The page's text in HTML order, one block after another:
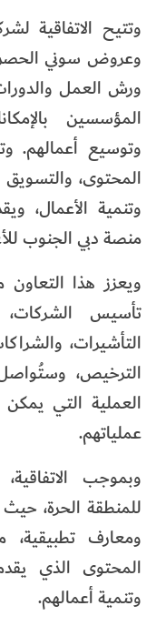
وتتيح الاتفاقية
وعروض سوني
ورش العمل
المؤسسين
وتوسيع أعمالهم.
المحتوى، والتسويق
وتنمية
منصة دبي الجنوب
ويعزز هذا
تأسيس
التأشيرات،
الترخيص،
العملية التي
عملياتهم.
وبموجب
للمنطقة الحرة،
ومعارف تطبيقية،
المحتوى الذي
وتنمية أعمالهم.